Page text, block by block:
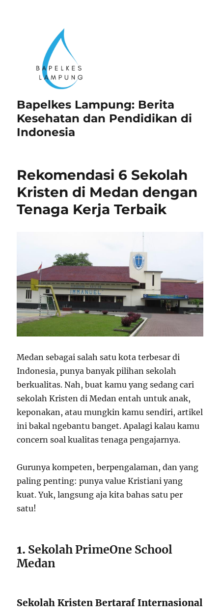
Bapelkes Lampung: Berita
Kesehatan dan Pendidikan di
Indonesia
Rekomendasi 6 Sekolah
Kristen di Medan dengan
Tenaga Kerja Terbaik
Medan sebagai salah satu kota terbesar di
Indonesia, punya banyak pilihan sekolah
berkualitas. Nah, buat kamu yang sedang cari
sekolah Kristen di Medan entah untuk anak,
keponakan, atau mungkin kamu sendiri, artikel
ini bakal ngebantu banget. Apalagi kalau kamu
concern soal kualitas tenaga pengajarnya.
Gurunya kompeten, berpengalaman, dan yang
paling penting: punya value Kristiani yang
kuat. Yuk, langsung aja kita bahas satu per
satu!
1. Sekolah PrimeOne School
Medan
Sekolah Kristen Bertaraf Internasional